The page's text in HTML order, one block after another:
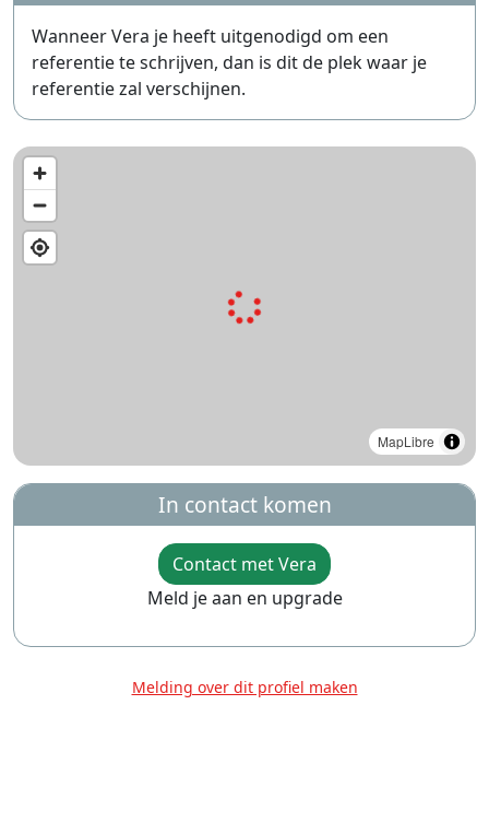
Wanneer Vera je heeft uitgenodigd om een
referentie te schrijven, dan is dit de plek waar je
referentie zal verschijnen.
MapLibre
In contact komen
Contact met Vera
Meld je aan en upgrade
Melding over dit profiel maken